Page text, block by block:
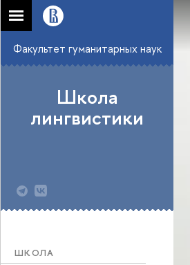
Факультет гуманитарных наук
Школа
лингвистики
ШКОЛА